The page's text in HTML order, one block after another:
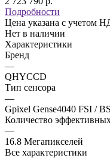
Подробности
Цена указана с учетом
Нет в наличии
Характеристики
Бренд
—
QHYCCD
Тип сенсора
—
Gpixel Gense4040 FSI /
Количество
—
16.8 Мегапикселей
Все характеристики